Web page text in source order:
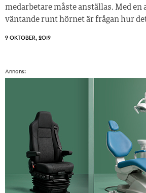
medarbetare måste anställas. Med en
väntande runt hörnet är frågan hur
9 OKTOBER, 2019
Annons: